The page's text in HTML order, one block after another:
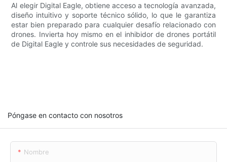
Al elegir Digital Eagle, obtiene acceso a tecnología avanzada,
diseño intuitivo y soporte técnico sólido, lo que le garantiza
estar bien preparado para cualquier desafío relacionado con
drones. Invierta hoy mismo en el inhibidor de drones portátil
de Digital Eagle y controle sus necesidades de seguridad.
Póngase en contacto con nosotros
Nombre